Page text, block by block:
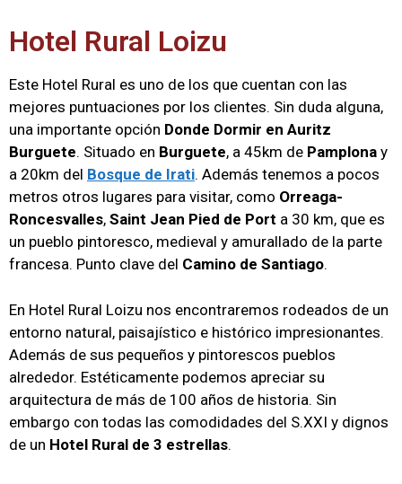
Hotel Rural Loizu
Este Hotel Rural es uno de los que cuentan con las
mejores puntuaciones por los clientes. Sin duda alguna,
una importante opción Donde Dormir en Auritz
Burguete. Situado en Burguete, a 45km de Pamplona y
a 20km del Bosque de Irati. Además tenemos a pocos
metros otros lugares para visitar, como Orreaga-
Roncesvalles, Saint Jean Pied de Port a 30 km, que es
un pueblo pintoresco, medieval y amurallado de la parte
francesa. Punto clave del Camino de Santiago.
En Hotel Rural Loizu nos encontraremos rodeados de un
entorno natural, paisajístico e histórico impresionantes.
Además de sus pequeños y pintorescos pueblos
alrededor. Estéticamente podemos apreciar su
arquitectura de más de 100 años de historia. Sin
embargo con todas las comodidades del S.XXI y dignos
de un Hotel Rural de 3 estrellas.